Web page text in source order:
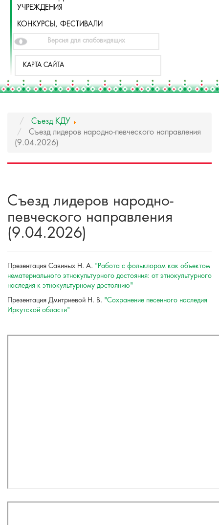
УЧРЕЖДЕНИЯ
КОНКУРСЫ, ФЕСТИВАЛИ
Версия для слабовидящих
КАРТА САЙТА
Съезд КДУ
Съезд лидеров народно-певческого направления
(9.04.2026)
Съезд лидеров народно-
певческого направления
(9.04.2026)
Презентация Савиных Н. А. "Работа с фольклором как объектом
нематериального этнокультурного достояния: от этнокультурного
наследия к этнокультурному достоянию"
Презентация Дмитриевой Н. В. "Сохранение песенного наследия
Иркутской области"